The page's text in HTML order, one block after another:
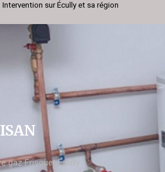
Intervention sur Écully et sa région
gaz Frisquet Écully